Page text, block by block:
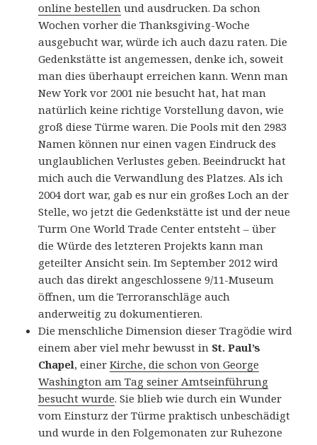
online bestellen und ausdrucken. Da schon
Wochen vorher die Thanksgiving-Woche
ausgebucht war, würde ich auch dazu raten. Die
Gedenkstätte ist angemessen, denke ich, soweit
man dies überhaupt erreichen kann. Wenn man
New York vor 2001 nie besucht hat, hat man
natürlich keine richtige Vorstellung davon, wie
groß diese Türme waren. Die Pools mit den 2983
Namen können nur einen vagen Eindruck des
unglaublichen Verlustes geben. Beeindruckt hat
mich auch die Verwandlung des Platzes. Als ich
2004 dort war, gab es nur ein großes Loch an der
Stelle, wo jetzt die Gedenkstätte ist und der neue
Turm One World Trade Center entsteht – über
die Würde des letzteren Projekts kann man
geteilter Ansicht sein. Im September 2012 wird
auch das direkt angeschlossene 9/11-Museum
öffnen, um die Terroranschläge auch
anderweitig zu dokumentieren.
Die menschliche Dimension dieser Tragödie wird
einem aber viel mehr bewusst in St. Paul’s
Chapel, einerKirche, die schon von George
Washington am Tag seiner Amtseinführung
besucht wurde. Sie blieb wie durch ein Wunder
vom Einsturz der Türme praktisch unbeschädigt
und wurde in den Folgemonaten zur Ruhezone